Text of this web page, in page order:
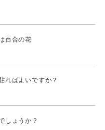
百合の花
ればよいですか？
しょうか？